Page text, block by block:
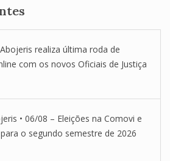
realiza última roda de
com os novos Oficiais de Justiça
• 06/08 – Eleições na Comovi e
o segundo semestre de 2026